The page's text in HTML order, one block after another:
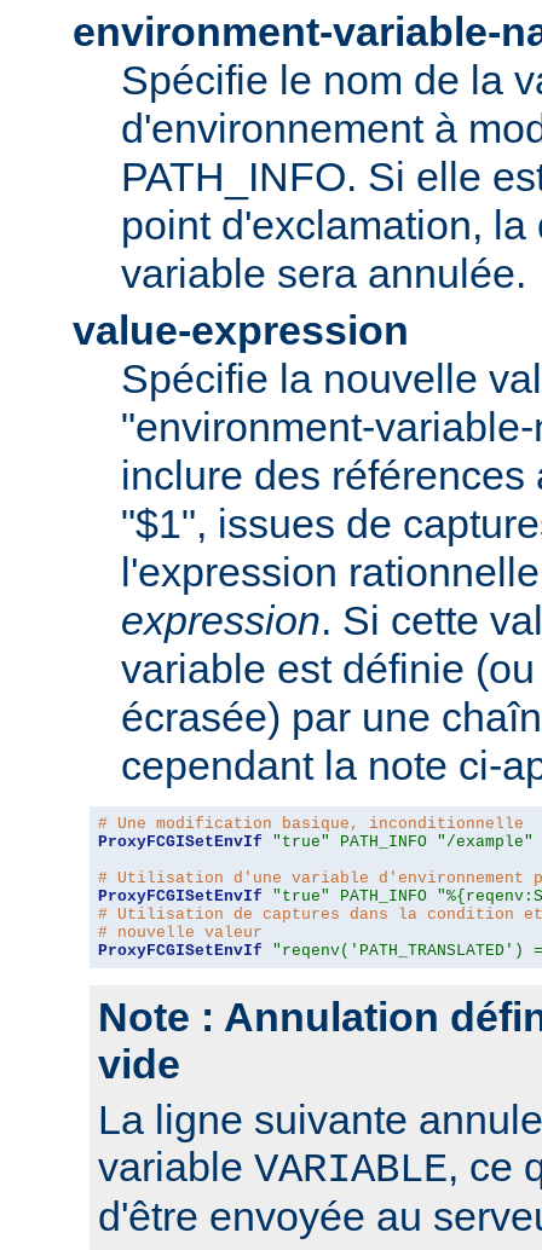
environment-variable-
Spécifie le nom de la
d'environnement à
PATH_INFO. Si elle
point d'exclamation,
variable sera annulée.
value-expression
Spécifie la nouvelle
"environment-
inclure des références
"$1", issues de
l'expression
expression. Si cette
variable est définie
écrasée) par une
cependant la note ci-
# Une modification basique, inconditionnelle
ProxyFCGISetEnvIf
"true" PATH_INFO "/example"
# Utilisation d'une variable d'environnement
ProxyFCGISetEnvIf
"true" PATH_INFO
# Utilisation de captures dans la condition
# nouvelle valeur
ProxyFCGISetEnvIf
Note : Annulation
vide
La ligne suivante
variable VARIABLE, ce
d'être envoyée au